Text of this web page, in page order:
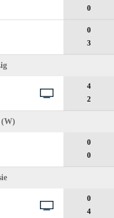
0
0
3
4
2
(W)
0
0
0
4